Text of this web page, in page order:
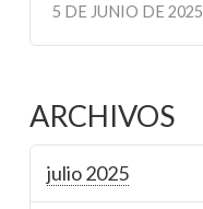
5 DE JUNIO DE 2025
ARCHIVOS
julio 2025